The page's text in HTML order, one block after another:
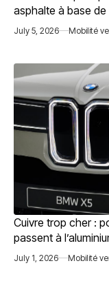
asphalte à base de
July 5, 2026 Mobilité
Cuivre trop cher :
passent à
July 1, 2026 Mobilité